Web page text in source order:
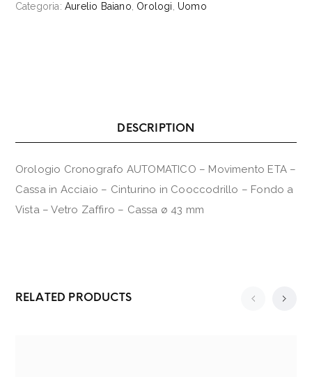
Categoria:Aurelio Baiano Orologi Uomo
DESCRIPTION
Orologio Cronografo AUTOMATICO – Movimento ETA –
Cassa in Acciaio – Cinturino in Cooccodrillo – Fondo a
Vista – Vetro Zaffiro – Cassa ø 43 mm
RELATED PRODUCTS